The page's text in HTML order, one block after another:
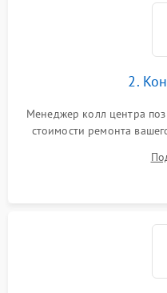
2.
Менеджер колл центра
стоимости ремонта